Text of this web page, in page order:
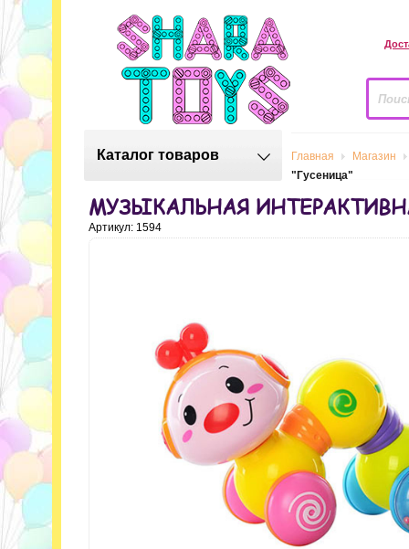
Каталог товаров Главная
Магазин
"Гусеница"
МУЗЫКАЛЬНАЯ
Артикул: 1594